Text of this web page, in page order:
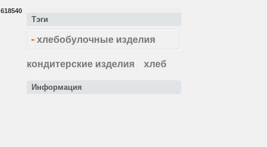
618540
Тэги
- хлебобулочные изделия
кондитерские изделия хлеб
Информация